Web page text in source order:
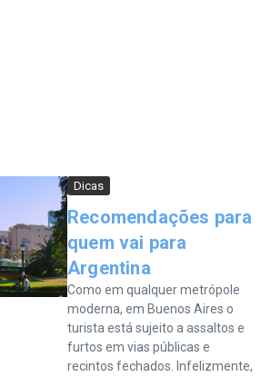
Dicas
Recomendações para
quem vai para
Argentina
Como em qualquer metrópole
moderna, em Buenos Aires o
turista está sujeito a assaltos e
furtos em vias públicas e
recintos fechados. Infelizmente,